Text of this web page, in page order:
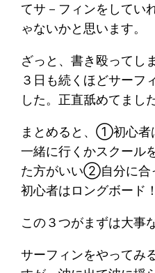
てサ－フィンをしてい
ゃないかと思います。
ざっと、書き殴ってし
３日も続くほどサーフ
した。正直舐めてました
まとめると、①初心者
一緒に行くかスクール
た方がいい②自分に合
初心者はロングボー
この３つがまずは大事
サーフィンをやってみ